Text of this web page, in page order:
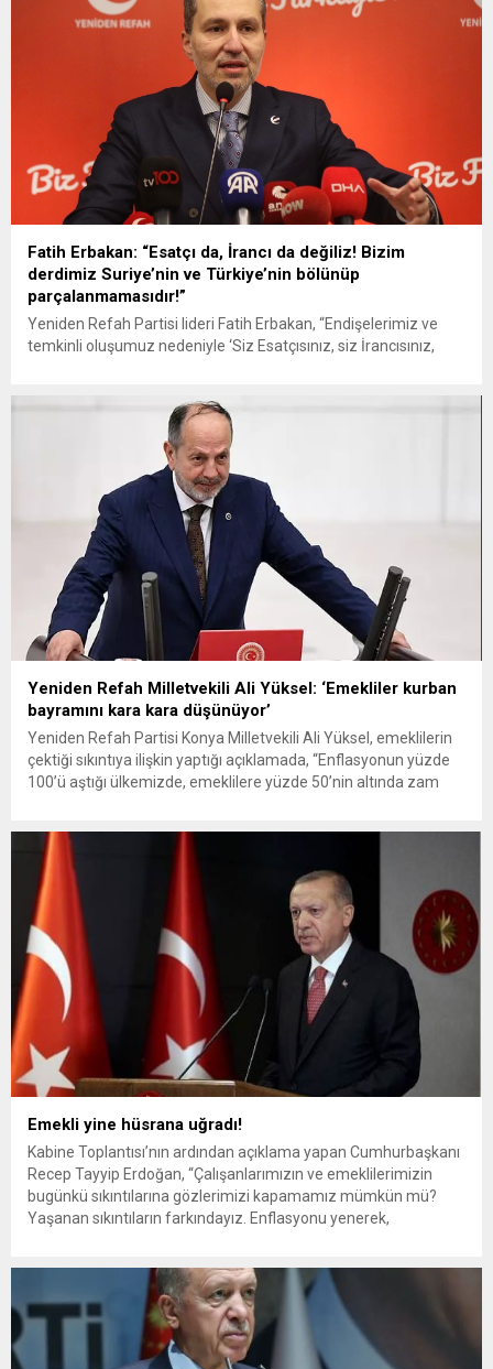
emekli maaşıyla ilgili yapılması...
Fatih Erbakan: “Esatçı da, İrancı da değiliz! Bizim
derdimiz Suriye’nin ve Türkiye’nin bölünüp
parçalanmamasıdır!”
Yeniden Refah Partisi lideri Fatih Erbakan, “Endişelerimiz ve
temkinli oluşumuz nedeniyle ‘Siz Esatçısınız, siz İrancısınız,
yönetim sergilediğini, hiçbir suçu ve günahı olmadığını ifade
etmiyoruz. “Keşke Esad devam etseydi” diye...
Yeniden Refah Milletvekili Ali Yüksel: ‘Emekliler kurban
bayramını kara kara düşünüyor’
Yeniden Refah Partisi Konya Milletvekili Ali Yüksel, emeklilerin
çektiği sıkıntıya ilişkin yaptığı açıklamada, “Enflasyonun yüzde
100’ü aştığı ülkemizde, emeklilere yüzde 50’nin altında zam
kesmesem başım öne eğeceğim’ diye kara kara düşünüyor.”
dedi. Yeniden Refah Partisi...
Emekli yine hüsrana uğradı!
Kabine Toplantısı’nın ardından açıklama yapan Cumhurbaşkanı
Recep Tayyip Erdoğan, “Çalışanlarımızın ve emeklilerimizin
bugünkü sıkıntılarına gözlerimizi kapamamız mümkün mü?
Yaşanan sıkıntıların farkındayız. Enflasyonu yenerek,
uğrattı. GÜVEN VE DUA İSTEDİ! Erdoğan, açıklamalarının
emekliler ve çalışanlarla ilgili bölümünde şu ifadeleri...